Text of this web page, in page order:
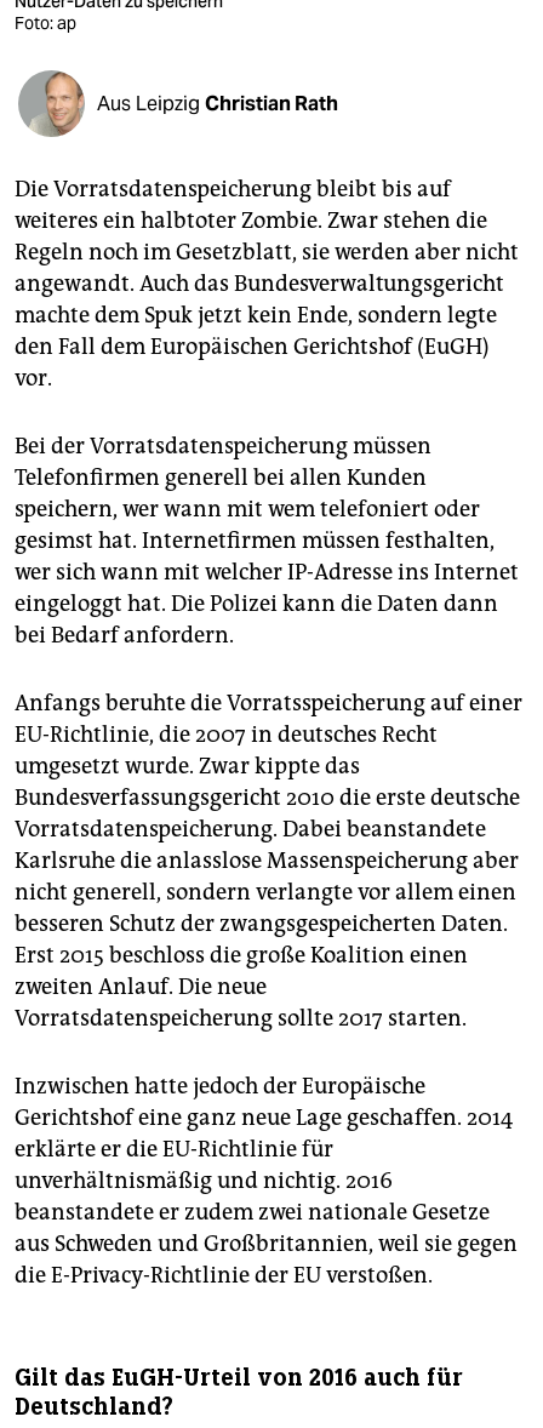
veranstaltungen
fragen & hilfe
abo
genossenschaft
epaper login
Foto: ap
Aus Leipzig Christian Rath
Die Vorratsdatenspeicherung bleibt bis auf
weiteres ein halbtoter Zombie. Zwar stehen die
Regeln noch im Gesetzblatt, sie werden aber nicht
angewandt. Auch das Bundesverwaltungsgericht
machte dem Spuk jetzt kein Ende, sondern legte
den Fall dem Europäischen Gerichtshof (EuGH)
vor.
Bei der Vorratsdatenspeicherung müssen
Telefonfirmen generell bei allen Kunden
speichern, wer wann mit wem telefoniert oder
gesimst hat. Internetfirmen müssen festhalten,
wer sich wann mit welcher IP-Adresse ins Internet
eingeloggt hat. Die Polizei kann die Daten dann
bei Bedarf anfordern.
Anfangs beruhte die Vorratsspeicherung auf einer
EU-Richtlinie, die 2007 in deutsches Recht
umgesetzt wurde. Zwar kippte das
Bundesverfassungsgericht 2010 die erste deutsche
Vorratsdatenspeicherung. Dabei beanstandete
Karlsruhe die anlasslose Massenspeicherung aber
nicht generell, sondern verlangte vor allem einen
besseren Schutz der zwangsgespeicherten Daten.
Erst 2015 beschloss die große Koalition einen
zweiten Anlauf. Die neue
Vorratsdatenspeicherung sollte 2017 starten.
Inzwischen hatte jedoch der Europäische
Gerichtshof eine ganz neue Lage geschaffen. 2014
erklärte er die EU-Richtlinie für
unverhältnismäßig und nichtig. 2016
beanstandete er zudem zwei nationale Gesetze
aus Schweden und Großbritannien, weil sie gegen
die E-Privacy-Richtlinie der EU verstoßen.
Gilt das EuGH-Urteil von 2016 auch für
Deutschland?